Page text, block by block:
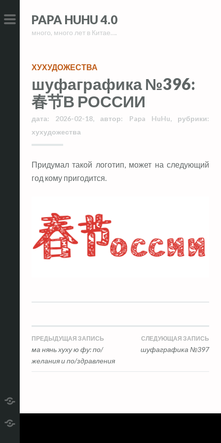
to
PRIMARY
telegram
to
PAPA HUHU 4.0
много, много лет в Китае….
ХУХУДОЖЕСТВА
шуфаграфика №396:
春节В РОССИИ
дата: 2026-02-18, автор: Papa HuHu,рубрики:
хухудожества
Придумал такой логотип, может на следующий
год кому пригодится.
Навигация
по
ПРЕДЫДУЩАЯ ЗАПИСЬ
ма нянь хуху ю фу: по/
желания и по/здравления
СЛЕДУЮЩАЯ ЗАПИСЬ
шуфаграфика №397